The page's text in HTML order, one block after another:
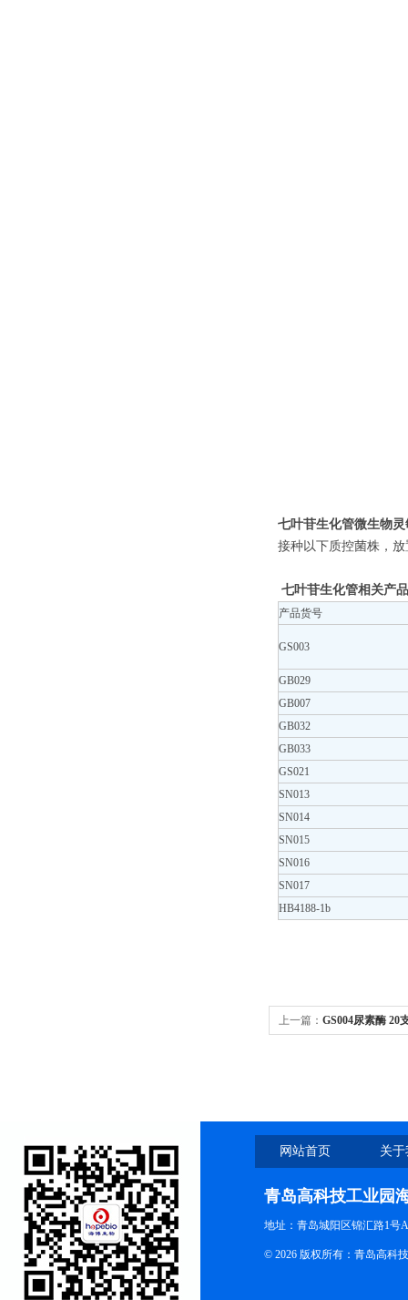
七叶苷生化管微生物
接种以下质控菌株，
七叶苷生化管相关产
产品货号
GS003
GB029
GB007
GB032
GB033
GS021
SN013
SN014
SN015
SN016
SN017
HB4188-1b
上一篇： GS004尿素酶 20
网站首页 关
青岛高科技工业园
地址：青岛城阳区锦汇路1号
© 2026 版权所有：青岛高科